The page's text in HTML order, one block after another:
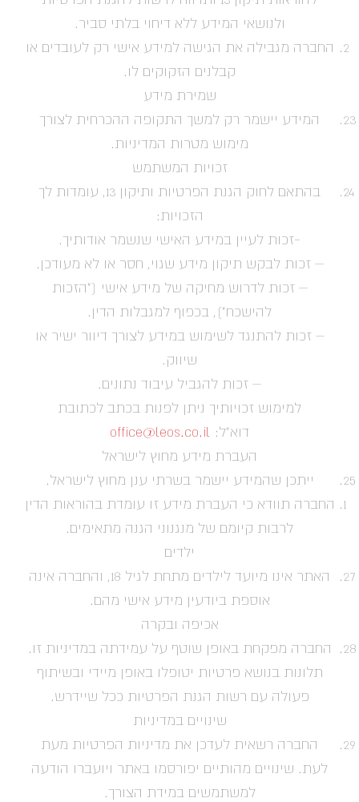
ולנושאי המידע ללא דיחוי בלתי סביר.
החברה מגבילה את הגישה למידע אישי רק לעובדים או
קבלנים הזקוקים לו.
שמירת מידע
המידע יישמר רק למשך התקופה ההכרחית לצורך
מימוש מטרות המדיניות.
זכויות המשתמש
בהתאם לחוק הגנת הפרטיות ותיקון 13, עומדות לך
הזכויות:
-זכות לעיין במידע האישי שנשמר אודותיך.
– זכות לבקש תיקון מידע שגוי, חסר או לא מעודכן.
– זכות לדרוש מחיקה של מידע אישי ("הזכות
להישכח"), בכפוף למגבלות הדין.
– זכות להתנגד לשימוש במידע לצורך דיוור ישיר או
שיווק.
– זכות להגביל עיבוד נתונים.
למימוש זכויותיך ניתן לפנות בכתב לכתובת
דוא"ל: office@leos.co.il
העברת מידע מחוץ לישראל
ייתכן שהמידע יישמר בשרתי ענן מחוץ לישראל.
החברה תוודא כי העברת מידע זו עומדת בהוראות הדין
לרבות קיומם של מנגנוני הגנה מתאימים.
ילדים
האתר אינו מיועד לילדים מתחת לגיל 18, והחברה אינה
אוספת ביודעין מידע אישי מהם.
אכיפה ובקרה
החברה מפקחת באופן שוטף על עמידתה במדיניות זו.
תלונות בנושא פרטיות יטופלו באופן מיידי ובשיתוף
פעולה עם רשות הגנת הפרטיות ככל שיידרש.
שינויים במדיניות
החברה רשאית לעדכן את מדיניות הפרטיות מעת
לעת. שינויים מהותיים יפורסמו באתר ויועברו הודעה
למשתמשים במידת הצורך.